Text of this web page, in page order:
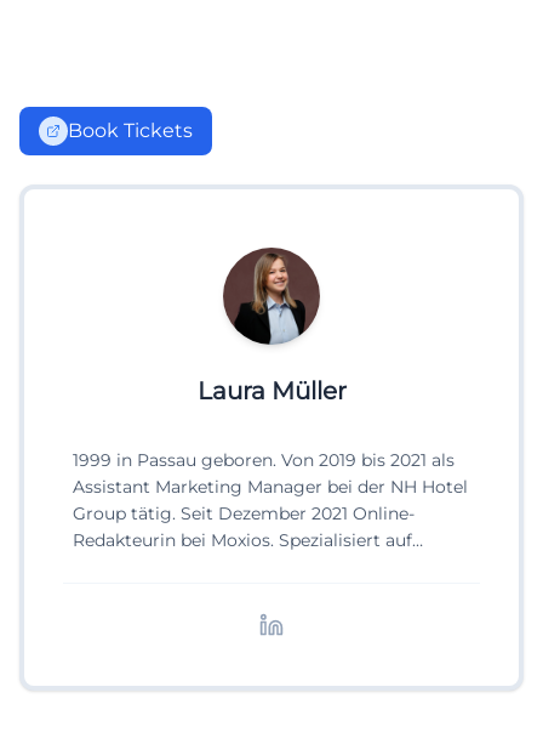
Book Tickets
Laura Müller
1999 in Passau geboren. Von 2019 bis 2021 als
Assistant Marketing Manager bei der NH Hotel
Group tätig. Seit Dezember 2021 Online-
Redakteurin bei Moxios. Spezialisiert auf